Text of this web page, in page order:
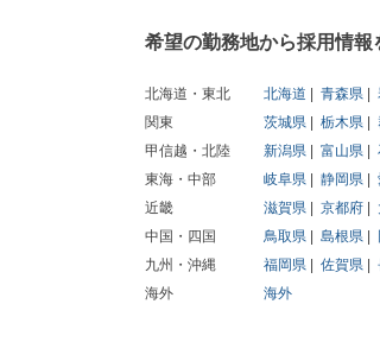
希望の勤務地から採用情報
北海道・東北 北海道 青森県
関東
茨城県 栃木県
甲信越・北陸
新潟県 富山県
東海・中部
岐阜県 静岡県
近畿
滋賀県 京都府
中国・四国
鳥取県 島根県
九州・沖縄
福岡県 佐賀県
海外
海外